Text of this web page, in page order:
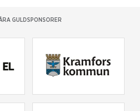
GULDSPONSORER